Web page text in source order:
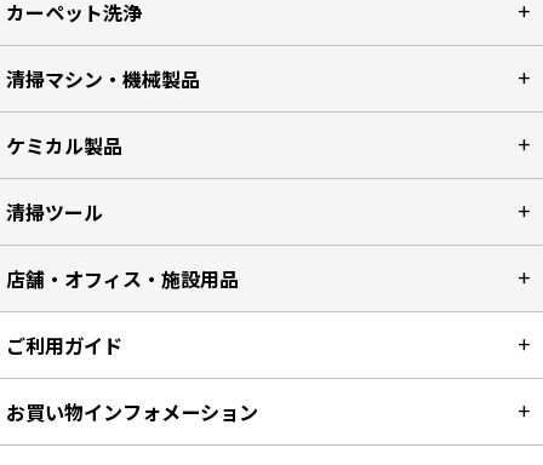
カーペット洗浄
清掃マシン・機械製品
ケミカル製品
清掃ツール
店舗・オフィス・施設用品
ご利用ガイド
お買い物インフォメーション